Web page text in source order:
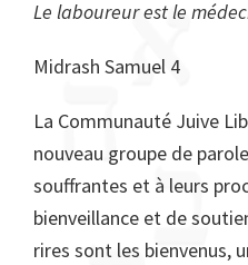
Le laboureur est le
Midrash Samuel 4
La Communauté Juive
nouveau groupe de
souffrantes et à leurs
bienveillance et de
rires sont les bienvenus,